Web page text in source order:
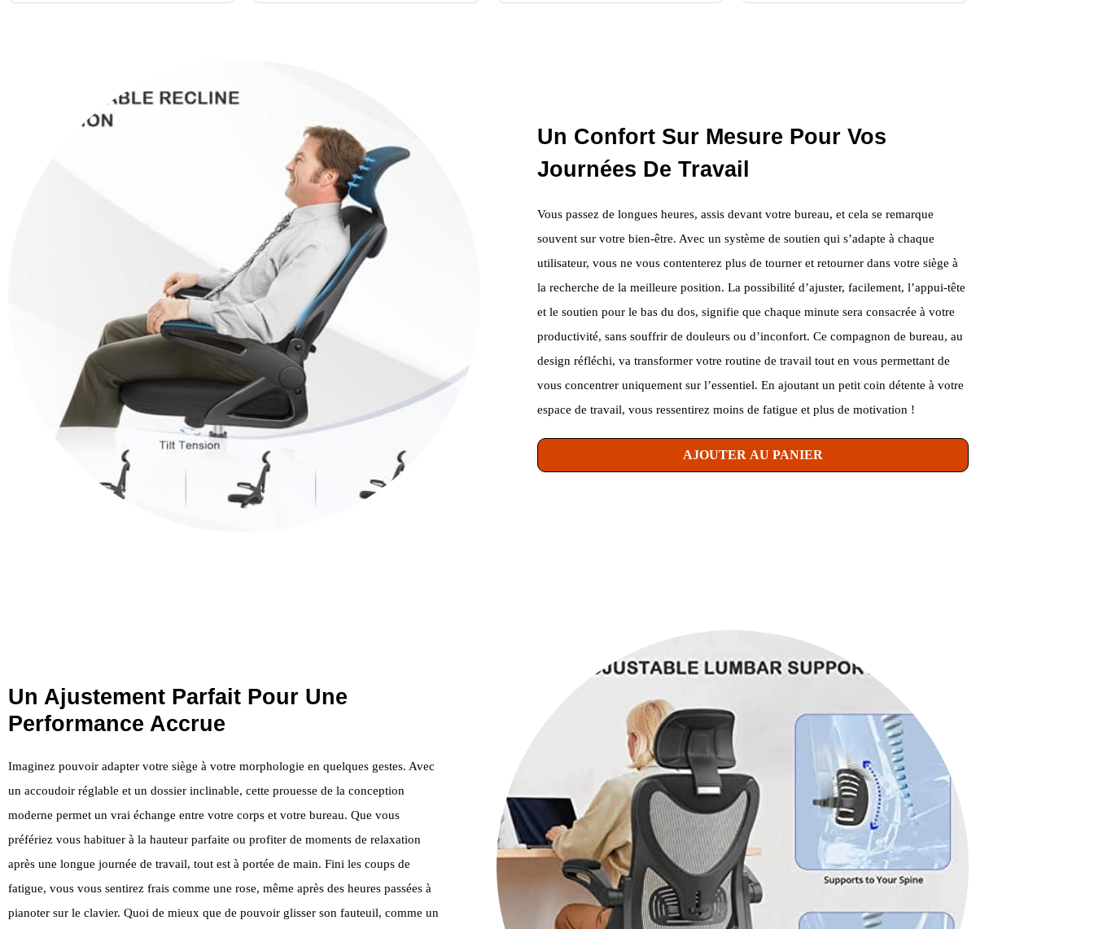
Un Confort Sur Mesure Pour Vos
Journées De Travail
Vous passez de longues heures, assis devant votre bureau, et cela se remarque
souvent sur votre bien-être. Avec un système de soutien qui s’adapte à chaque
utilisateur, vous ne vous contenterez plus de tourner et retourner dans votre siège à
la recherche de la meilleure position. La possibilité d’ajuster, facilement, l’appui-tête
et le soutien pour le bas du dos, signifie que chaque minute sera consacrée à votre
productivité, sans souffrir de douleurs ou d’inconfort. Ce compagnon de bureau, au
design réfléchi, va transformer votre routine de travail tout en vous permettant de
vous concentrer uniquement sur l’essentiel. En ajoutant un petit coin détente à votre
espace de travail, vous ressentirez moins de fatigue et plus de motivation !
AJOUTER AU PANIER
Un Ajustement Parfait Pour Une
Performance Accrue
Imaginez pouvoir adapter votre siège à votre morphologie en quelques gestes. Avec
un accoudoir réglable et un dossier inclinable, cette prouesse de la conception
moderne permet un vrai échange entre votre corps et votre bureau. Que vous
préfériez vous habituer à la hauteur parfaite ou profiter de moments de relaxation
après une longue journée de travail, tout est à portée de main. Fini les coups de
fatigue, vous vous sentirez frais comme une rose, même après des heures passées à
pianoter sur le clavier. Quoi de mieux que de pouvoir glisser son fauteuil, comme un